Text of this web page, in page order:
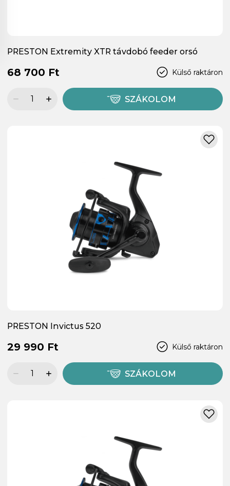
PRESTON Extremity XTR távdobó feeder orsó
Külső raktáron
68 700 Ft
SZÁKOLOM
PRESTON Invictus 520
Külső raktáron
29 990 Ft
SZÁKOLOM